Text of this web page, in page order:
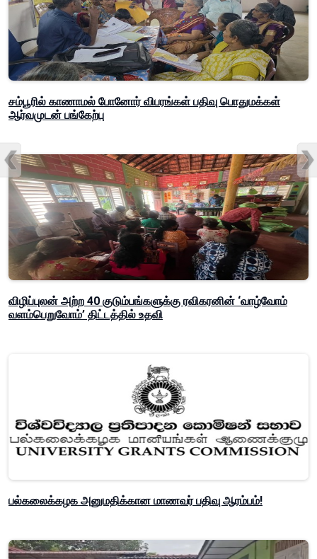
சம்பூரில் காணாமல் போனோர் விபரங்கள் பதிவு பொதுமக்கள்
ஆர்வமுடன் பங்கேற்பு
விழிப்புலன் அற்ற 40 குடும்பங்களுக்கு ரவிகரனின் ‘வாழ்வோம்
வளம்பெறுவோம்’ திட்டத்தில் உதவி
பல்கலைக்கழக அனுமதிக்கான மாணவர் பதிவு ஆரம்பம்!